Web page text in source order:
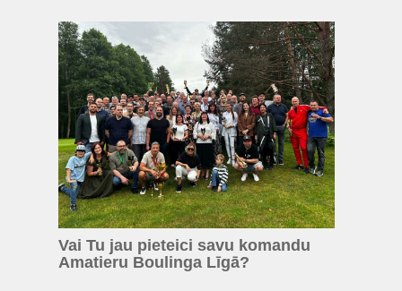
Vai Tu jau pieteici savu komandu
Amatieru Boulinga Līgā?